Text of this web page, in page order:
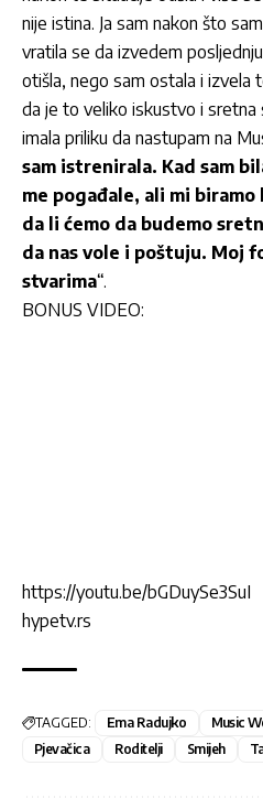
nije istina. Ja sam nakon što
vratila se da izvedem
otišla, nego sam ostala i izvela
da je to veliko iskustvo i sretna
imala priliku da nastupam na
sam istrenirala. Kad sam
me pogađale, ali mi biramo
da li ćemo da budemo
da nas vole i poštuju. Moj
stvarima“.
BONUS VIDEO:
https://youtu.be/bGDuySe3SuI
hypetv.rs
TAGGED: Ema Radujko Music
Pjevačica
Roditelji Smijeh